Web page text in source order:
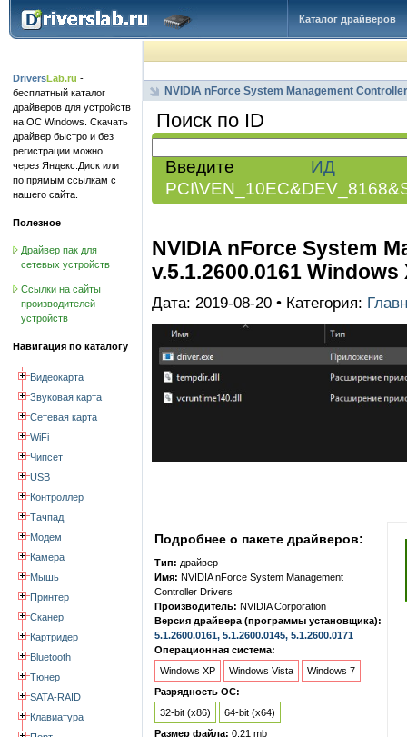
Каталог драйверов
DriversLab.ru -
бесплатный каталог
драйверов для устройств
на ОС Windows. Скачать
драйвер быстро и без
регистрации можно
через Яндекс.Диск или
по прямым ссылкам с
нашего сайта.
Полезное
Драйвер пак для
сетевых устройств
Ссылки на сайты
производителей
устройств
Навигация по каталогу
Видеокарта
Звуковая карта
Сетевая карта
WiFi
Чипсет
USB
Контроллер
Тачпад
Модем
Камера
Мышь
Принтер
Сканер
Картридер
Bluetooth
Тюнер
SATA-RAID
Клавиатура
NVIDIA nForce System Management
Поиск по ID
Введите ИД
NVIDIA nForce System
v.5.1.2600.0161
Дата: 2019-08-20 • Категория:
Подробнее о пакете драйверов:
Тип: драйвер
Имя: NVIDIA nForce System Management
Controller Drivers
Производитель: NVIDIA Corporation
Версия драйвера (программы установщика):
5.1.2600.0161, 5.1.2600.0145, 5.1.2600.0171
Операционная система:
Windows XP
Windows Vista
Windows 7
Разрядность ОС:
32-bit (x86)
64-bit (x64)
Размер файла: 0.21 mb